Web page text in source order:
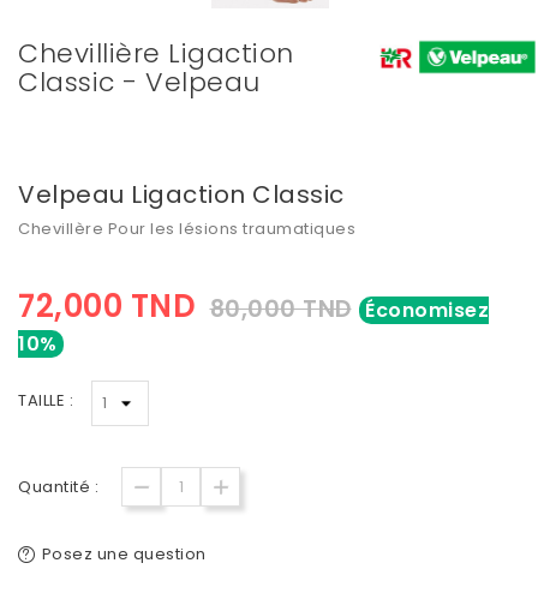
Chevillière Ligaction
Classic - Velpeau
Velpeau Ligaction Classic
Chevillère Pour les lésions traumatiques
72,000 TND 80,000 TND Économisez
10%
TAILLE :
Quantité :
Posez une question